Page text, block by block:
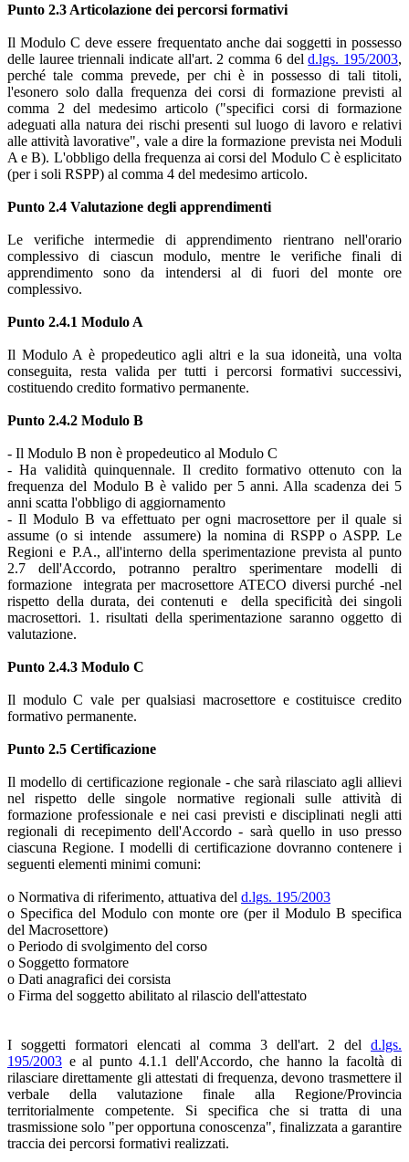
Punto 2.3 Articolazione dei percorsi formativi
Il Modulo C deve essere frequentato anche dai soggetti in possesso
delle lauree triennali indicate all'art. 2 comma 6 deld.lgs. 195/2003,
perché tale comma prevede, per chi è in possesso di tali titoli,
l'esonero solo dalla frequenza dei corsi di formazione previsti al
comma 2 del medesimo articolo ("specifici corsi di formazione
adeguati alla natura dei rischi presenti sul luogo di lavoro e relativi
alle attività lavorative", vale a dire la formazione prevista nei Moduli
A e B). L'obbligo della frequenza ai corsi del Modulo C è esplicitato
(per i soli RSPP) al comma 4 del medesimo articolo.
Punto 2.4 Valutazione degli apprendimenti
Le verifiche intermedie di apprendimento rientrano nell'orario
complessivo di ciascun modulo, mentre le verifiche finali di
apprendimento sono da intendersi al di fuori del monte ore
complessivo.
Punto 2.4.1 Modulo A
Il Modulo A è propedeutico agli altri e la sua idoneità, una volta
conseguita, resta valida per tutti i percorsi formativi successivi,
costituendo credito formativo permanente.
Punto 2.4.2 Modulo B
- Il Modulo B non è propedeutico al Modulo C
- Ha validità quinquennale. Il credito formativo ottenuto con la
frequenza del Modulo B è valido per 5 anni. Alla scadenza dei 5
anni scatta l'obbligo di aggiornamento
- Il Modulo B va effettuato per ogni macrosettore per il quale si
assume (o si intende assumere) la nomina di RSPP o ASPP. Le
Regioni e P.A., all'interno della sperimentazione prevista al punto
2.7 dell'Accordo, potranno peraltro sperimentare modelli di
formazione integrata per macrosettore ATECO diversi purché -nel
rispetto della durata, dei contenuti e della specificità dei singoli
macrosettori. 1. risultati della sperimentazione saranno oggetto di
valutazione.
Punto 2.4.3 Modulo C
Il modulo C vale per qualsiasi macrosettore e costituisce credito
formativo permanente.
Punto 2.5 Certificazione
Il modello di certificazione regionale - che sarà rilasciato agli allievi
nel rispetto delle singole normative regionali sulle attività di
formazione professionale e nei casi previsti e disciplinati negli atti
regionali di recepimento dell'Accordo - sarà quello in uso presso
ciascuna Regione. I modelli di certificazione dovranno contenere i
seguenti elementi minimi comuni:
o Normativa di riferimento, attuativa del d.lgs. 195/2003
o Specifica del Modulo con monte ore (per il Modulo B specifica
del Macrosettore)
o Periodo di svolgimento del corso
o Soggetto formatore
o Dati anagrafici dei corsista
o Firma del soggetto abilitato al rilascio dell'attestato
I soggetti formatori elencati al comma 3 dell'art. 2 del d.lgs.
195/2003 e al punto 4.1.1 dell'Accordo, che hanno la facoltà di
rilasciare direttamente gli attestati di frequenza, devono trasmettere il
verbale della valutazione finale alla Regione/Provincia
territorialmente competente. Si specifica che si tratta di una
trasmissione solo "per opportuna conoscenza", finalizzata a garantire
traccia dei percorsi formativi realizzati.